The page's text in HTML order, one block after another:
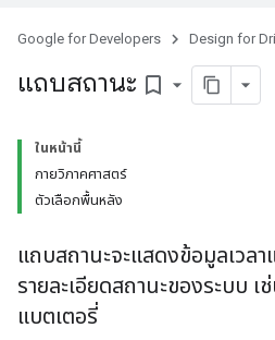
Google for Developers Design for
แถบสถานะ bookmark_border
ในหน้านี้
กายวิภาคศาสตร์
ตัวเลือกพื้นหลัง
แถบสถานะจะแสดงข้อมูลเวล
รายละเอียดสถานะของระบบ เ
แบตเตอรี่